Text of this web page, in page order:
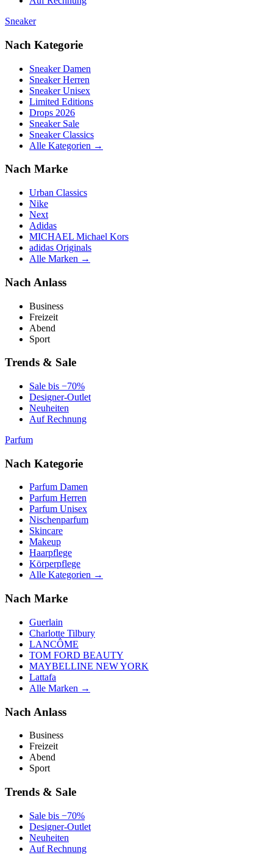
Sneaker
Nach Kategorie
Sneaker Damen
Sneaker Herren
Sneaker Unisex
Limited Editions
Drops 2026
Sneaker Sale
Sneaker Classics
Alle Kategorien →
Nach Marke
Urban Classics
Nike
Next
Adidas
MICHAEL Michael Kors
adidas Originals
Alle Marken →
Nach Anlass
Business
Freizeit
Abend
Sport
Trends & Sale
Sale bis −70%
Designer-Outlet
Neuheiten
Auf Rechnung
Parfum
Nach Kategorie
Parfum Damen
Parfum Herren
Parfum Unisex
Nischenparfum
Skincare
Makeup
Haarpflege
Körperpflege
Alle Kategorien →
Nach Marke
Guerlain
Charlotte Tilbury
LANCÔME
TOM FORD BEAUTY
MAYBELLINE NEW YORK
Lattafa
Alle Marken →
Nach Anlass
Business
Freizeit
Abend
Sport
Trends & Sale
Sale bis −70%
Designer-Outlet
Neuheiten
Auf Rechnung